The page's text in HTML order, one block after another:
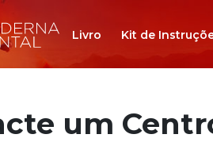
Livro Kit de
um